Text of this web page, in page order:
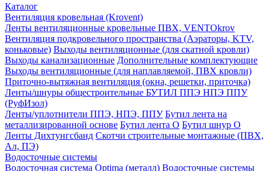
Каталог
Вентиляция кровельная (Krovent)
Ленты вентиляционные кровельные ПВХ, VENTOkrov
Вентиляция подкровельного пространства (Аэраторы, KTV,
коньковые) Выходы вентиляционные (для скатной кровли)
Выходы канализационные Дополнительные комплектующие
Выходы вентиляционные (для наплавляемой, ПВХ кровли)
Приточно-вытяжная вентиляция (окна, решетки, приточка)
Ленты/шнуры общестроительные БУТИЛ ППЭ НПЭ ППУ
(РуфИзол)
Ленты/уплотнители ППЭ, НПЭ, ППУ Бутил лента на
металлизированной основе Бутил лента О Бутил шнур О
Ленты Дихтунгсбанд Скотчи строительные монтажные (ПВХ,
Ал, ПЭ)
Водосточные системы
Водосточная система Optima (металл) Водосточные системы